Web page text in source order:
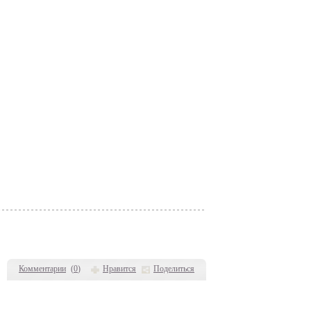
Комментарии (0) Нравится Поделиться